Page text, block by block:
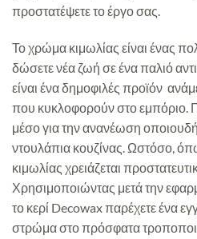
προστατέψετε το έργο σας.
Το χρώμα κιμωλίας είναι ένας
δώσετε νέα ζωή σε ένα παλιό
είναι ένα δημοφιλές προϊόν
που κυκλοφορούν στο εμπόριο.
μέσο για την ανανέωση
ντουλάπια κουζίνας. Ωστόσο,
κιμωλίας χρειάζεται
Χρησιμοποιώντας μετά την
το κερί Decowax παρέχετε ένα
στρώμα στο πρόσφατα